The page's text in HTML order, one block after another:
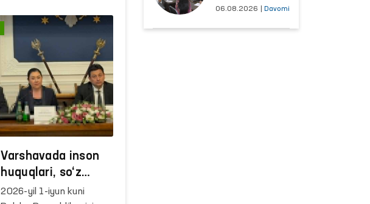
Favqulodda va Muxtor
elchisi A.Aʼzamxo‘jayev
ishtirokida Polsha
Respublikasi
Konstitutsiyaviy tribunali
(Konstitutsiyaviy sud)
raisi o‘rinbosari Bartlomey
Soxanskiy bilan
Varshavada inson
huquqlari, so‘z
erkinligi va gender
2026-yil 1-iyun kuni
o‘tkaziladigan
06.08.2026 Davomi